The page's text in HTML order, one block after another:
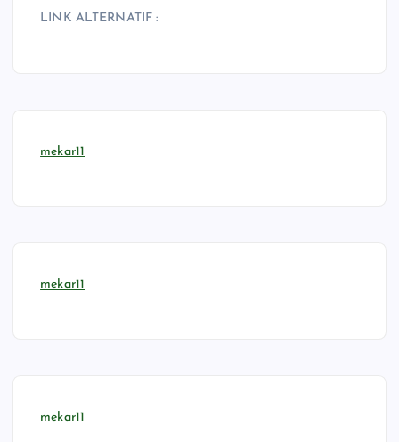
LINK ALTERNATIF :
mekar11
mekar11
mekar11